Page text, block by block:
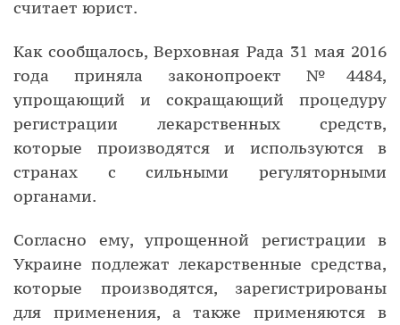
считает юрист.
Как сообщалось, Верховная Рада 31 мая 2016
года приняла законопроект №4484,
упрощающий и сокращающий процедуру
регистрации лекарственных средств,
которые производятся и используются в
странах с сильными регуляторными
органами.
Согласно ему, упрощенной регистрации в
Украине подлежат лекарственные средства,
которые производятся, зарегистрированы
для применения, а также применяются в